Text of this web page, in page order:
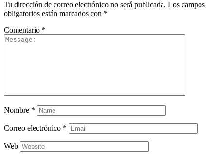
Tu dirección de correo electrónico no será publicada. Los campos
obligatorios están marcados con *
Comentario *
Nombre *
Correo electrónico *
Web